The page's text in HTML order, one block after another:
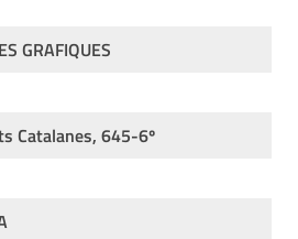
GRAFIQUES
Catalanes, 645-6º